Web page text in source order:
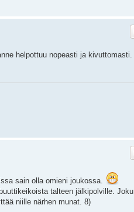
helpottuu nopeasti ja kivuttomasti.
sain olla omieni joukossa.
talteen jälkipolville. Joku
niille närhen munat. 8)